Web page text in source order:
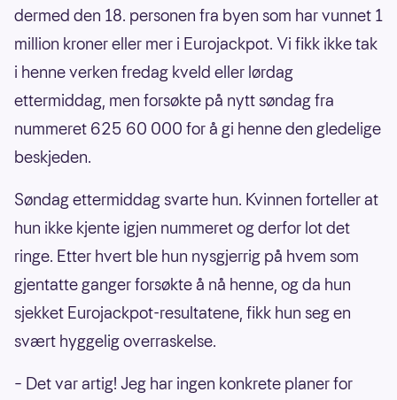
dermed den 18. personen fra byen som har vunnet 1
million kroner eller mer i Eurojackpot. Vi fikk ikke tak
i henne verken fredag kveld eller lørdag
ettermiddag, men forsøkte på nytt søndag fra
nummeret 625 60 000 for å gi henne den gledelige
beskjeden.
Søndag ettermiddag svarte hun. Kvinnen forteller at
hun ikke kjente igjen nummeret og derfor lot det
ringe. Etter hvert ble hun nysgjerrig på hvem som
gjentatte ganger forsøkte å nå henne, og da hun
sjekket Eurojackpot-resultatene, fikk hun seg en
svært hyggelig overraskelse.
– Det var artig! Jeg har ingen konkrete planer for